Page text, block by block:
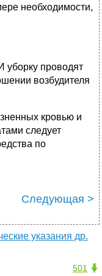
необходимости,
уборку проводят
возбудителя
кровью и
следует
по
Следующая >
указания др.
501